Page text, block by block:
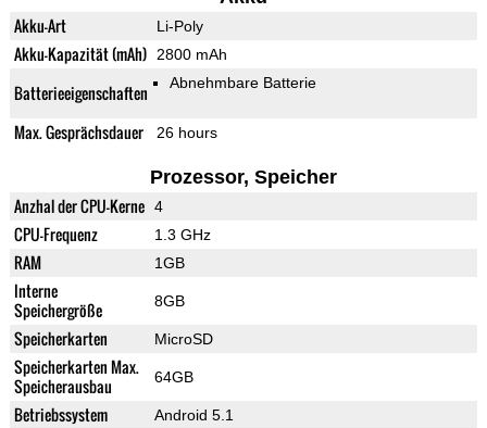
Akku-Art Li-Poly
Akku-Kapazität (mAh) 2800 mAh
Batterieeigenschaften Abnehmbare Batterie
Max. Gesprächsdauer 26 hours
Prozessor, Speicher
Anzhal der CPU-Kerne 4
CPU-Frequenz 1.3 GHz
RAM 1GB
Interne
Speichergröße
8GB
Speicherkarten MicroSD
Speicherkarten Max.
Speicherausbau
64GB
Betriebssystem Android 5.1